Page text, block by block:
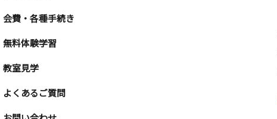
会費・各種手続き
無料体験学習
教室見学
よくあるご質問